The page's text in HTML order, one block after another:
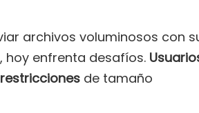
archivos voluminosos con
hoy enfrenta desafíos.
de tamaño